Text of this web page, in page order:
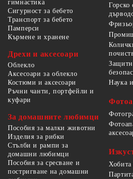
гимнастика
Сигурност за бебето
Транспорт за бебето
Памперси
Кърмене и хранене
Дрехи и аксесоари
Облекло
Аксесоари за облекло
Костюми и аксесоари
Ръчни чанти, портфейли и
куфари
За домашните любимци
Пособия за малки животни
Изделия за рибки
Стълби и рампи за
домашни любимци
Пособия за сресване и
постригване на домашни
Горско
Наука
Хобита